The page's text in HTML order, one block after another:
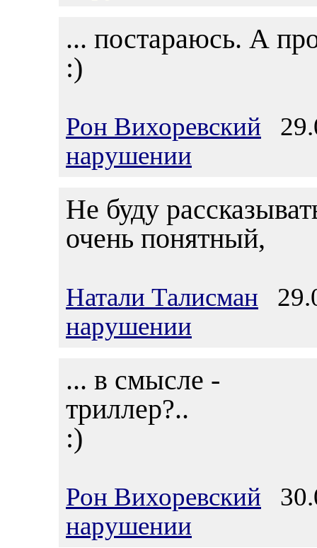
... постараюсь. А
:)
Рон Вихоревский
нарушении
Не буду
очень понятный,
Натали Талисман
нарушении
... в смысле -
триллер?..
:)
Рон Вихоревский
нарушении